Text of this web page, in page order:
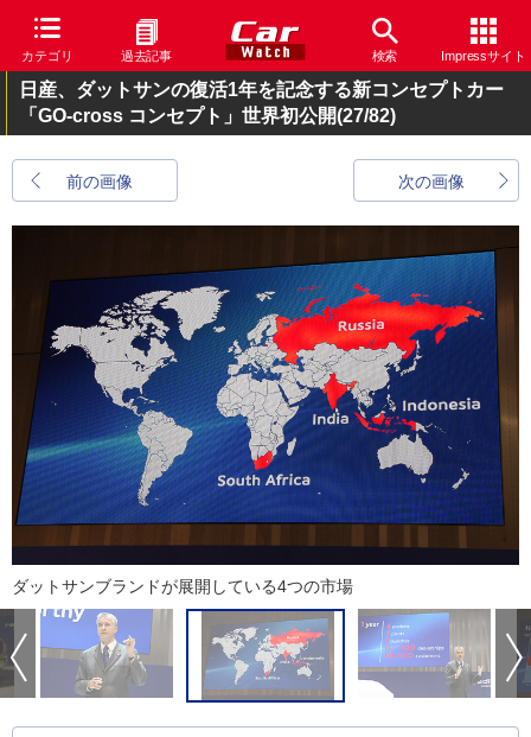
カテゴリ 過去記事 検索 Impressサイト
日産、ダットサンの復活1年を記念する新コンセプトカー
「GO-cross コンセプト」世界初公開(27/82)
前の画像 次の画像
ダットサンブランドが展開している4つの市場